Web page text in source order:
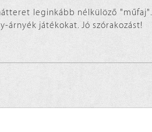
leginkább nélkülöző "műfaj".
árnyék játékokat. Jó szórakozást!